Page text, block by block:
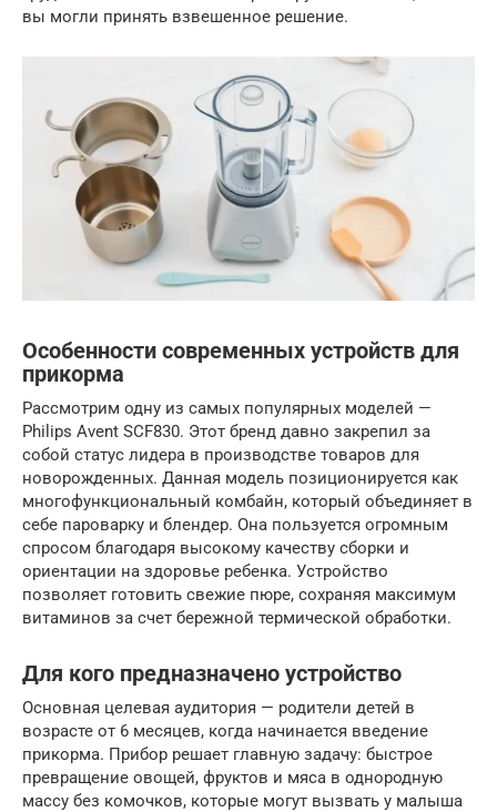
вы могли принять взвешенное решение.
Особенности современных устройств для
прикорма
Рассмотрим одну из самых популярных моделей —
Philips Avent SCF830. Этот бренд давно закрепил за
собой статус лидера в производстве товаров для
новорожденных. Данная модель позиционируется как
многофункциональный комбайн, который объединяет в
себе пароварку и блендер. Она пользуется огромным
спросом благодаря высокому качеству сборки и
ориентации на здоровье ребенка. Устройство
позволяет готовить свежие пюре, сохраняя максимум
витаминов за счет бережной термической обработки.
Для кого предназначено устройство
Основная целевая аудитория — родители детей в
возрасте от 6 месяцев, когда начинается введение
прикорма. Прибор решает главную задачу: быстрое
превращение овощей, фруктов и мяса в однородную
массу без комочков, которые могут вызвать у малыша